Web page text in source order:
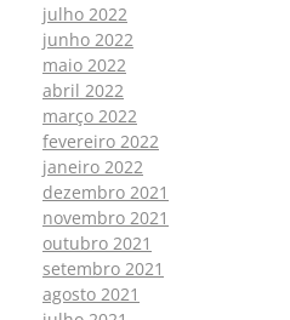
julho 2022
junho 2022
maio 2022
abril 2022
março 2022
fevereiro 2022
janeiro 2022
dezembro 2021
novembro 2021
outubro 2021
setembro 2021
agosto 2021